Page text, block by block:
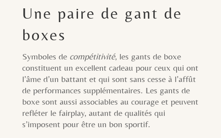
Une paire de gant de
boxes
Symboles de compétitivité, les gants de boxe
constituent un excellent cadeau pour ceux qui ont
l’âme d’un battant et qui sont sans cesse à l’affût
de performances supplémentaires. Les gants de
boxe sont aussi associables au courage et peuvent
refléter le fairplay, autant de qualités qui
s’imposent pour être un bon sportif.